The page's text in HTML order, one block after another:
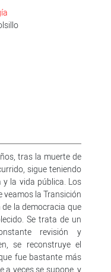
tras la muerte de
sigue teniendo
la vida pública. Los
veamos la Transición
la democracia que
Se trata de un
revisión y
se reconstruye el
fue bastante más
a veces se supone, y